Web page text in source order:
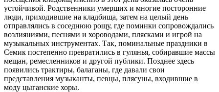
устойчивой. Родственники умерших и многие посторонние
люди, приходившие на кладбища, затем на целый день
отправлялись в соседнюю рощу, где поминки сопровождались
возлияниями, песнями и хороводами, плясками и игрой на
музыкальных инструментах. Так, поминальные праздники в
Семик постепенно превратились в гулянья, собиравшие массы
мещан, ремесленников и другой публики. Позднее здесь
появились трактиры, балаганы, где давали свои
представления музыканты, певцы, плясуны, входившие в
моду цыганские хоры.